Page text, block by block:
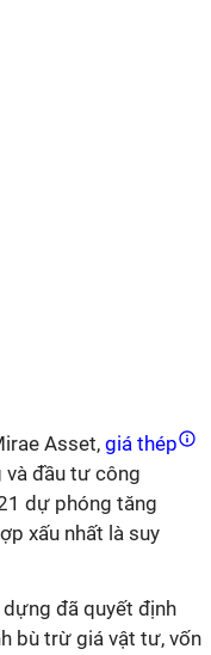
Asset, giá thép
và đầu tư công
dự phóng tăng
xấu nhất là suy
đã quyết định
bù trừ giá vật tư, vốn